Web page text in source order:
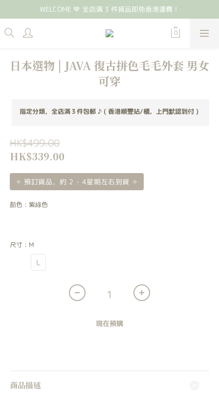
WELCOME 🤎 全店滿 3 件貨品即免香港運費！
日本選物 | JAVA 復古拼色毛毛外套 男女
可穿
指定分類，全店滿３件包郵 ♪ ( 香港順豐站/櫃，上門默認到付 )
HK$499.00
HK$339.00
✧ 預訂貨品，約 2 - 4星期左右到貨 ✧
顏色 : 紫綠色
尺寸 : M
L
現在預購
商品描述